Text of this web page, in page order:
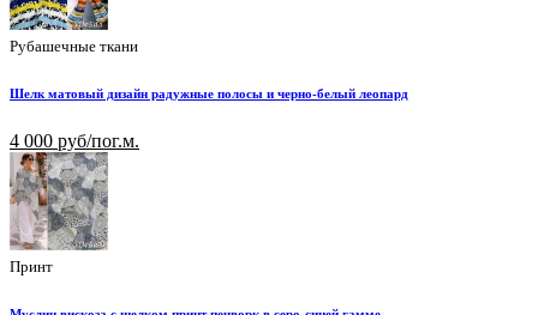
Рубашечные ткани
Шелк матовый дизайн радужные полосы и черно-белый леопард
4 000 руб/пог.м.
Принт